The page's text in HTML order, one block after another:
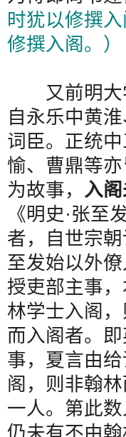
时犹以修撰
修撰入阁。）
又前明大
自永乐中黄
词臣。正统
愉、曹鼎等
为故事， 入
《明史 ·张至
者，自世宗朝
至发始以外
授吏部主事
林学士入阁
而入阁者。
事，夏言由
阁，则非翰
一人。第此
仍未有不由